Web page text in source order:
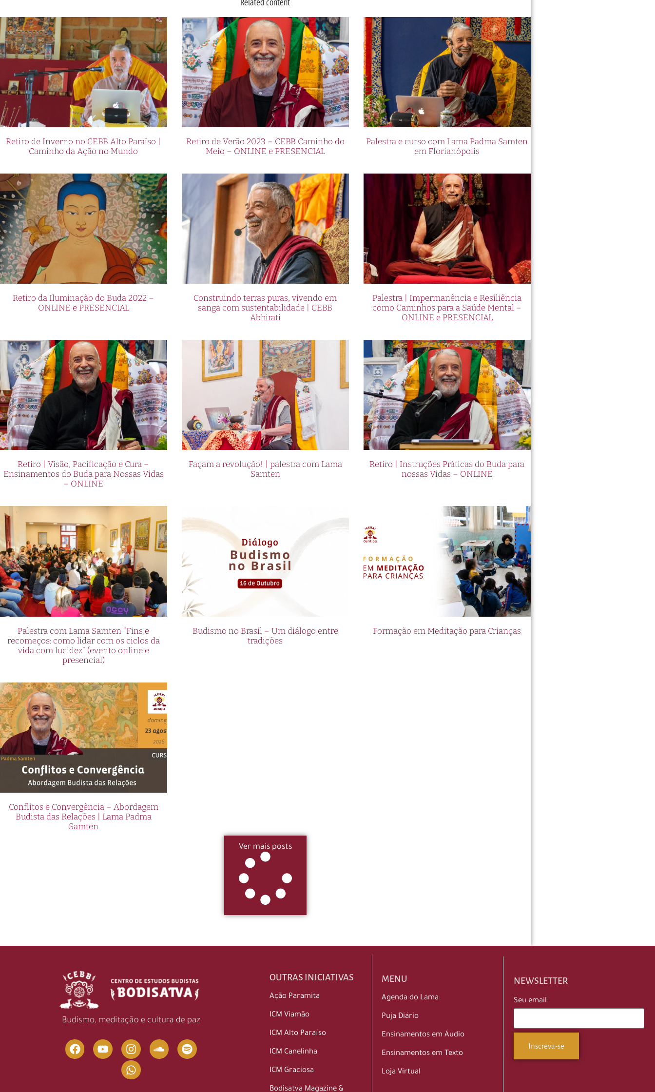
Retiro de Inverno no CEBB Alto Paraíso |
Caminho da Ação no Mundo
Retiro de Verão 2023 – CEBB Caminho do
Meio – ONLINE e PRESENCIAL
Palestra e curso com Lama Padma Samten
em Florianópolis
Retiro da Iluminação do Buda 2022 –
ONLINE e PRESENCIAL
Construindo terras puras, vivendo em
sanga com sustentabilidade | CEBB
Abhirati
Palestra | Impermanência e Resiliência
como Caminhos para a Saúde Mental –
ONLINE e PRESENCIAL
Retiro | Visão, Pacificação e Cura –
Ensinamentos do Buda para Nossas Vidas
– ONLINE
Façam a revolução! | palestra com Lama
Samten
Retiro | Instruções Práticas do Buda para
nossas Vidas – ONLINE
Palestra com Lama Samten “Fins e
recomeços: como lidar com os ciclos da
vida com lucidez” (evento online e
presencial)
Budismo no Brasil – Um diálogo entre
tradições
Formação em Meditação para Crianças
Conflitos e Convergência – Abordagem
Budista das Relações | Lama Padma
Samten
Ver mais posts
OUTRAS INICIATIVAS
Ação Paramita
ICM Viamão
ICM Alto Paraíso
ICM Canelinha
ICM Graciosa
Bodisatva Magazine &
MENU
Agenda do Lama
Puja Diário
Ensinamentos em Áudio
Ensinamentos em Texto
Loja Virtual
NEWSLETTER
Seu email: